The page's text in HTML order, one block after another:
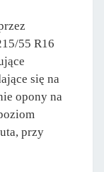
55 R16
się na
opony na
przy